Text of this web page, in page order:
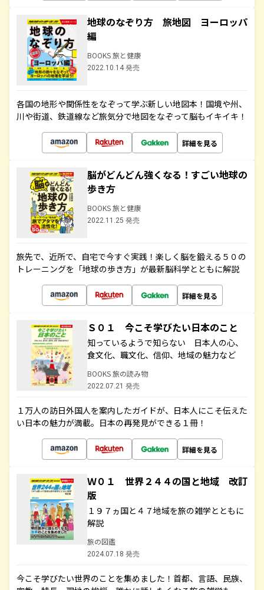
地球のなぞり方 旅地図 ヨーロッパ
編
BOOKS 旅と健康
2022.10.14 発売
各国の地形や関係性をなぞって学ぶ新しい地図本！国境や州、
川や街道、鉄道線など旅気分で地図をなぞって脳もイキイキ！
詳細を見る
脳がどんどん強くなる！すごい地球の
歩き方
BOOKS 旅と健康
2022.11.25 発売
旅先で、近所で、自宅で今すぐ実践！楽しく脳を鍛える５０の
トレーニングを「地球の歩き方」が最新脳科学とともに解説
詳細を見る
Ｓ０１ 今こそ学びたい日本のこと
知っているようで知らない 日本人の心、
食文化、職文化、信仰、地域の魅力など
BOOKS 旅の読み物
2022.07.21 発売
１万人の訪日外国人を案内したガイドが、日本人にこそ伝えた
い日本の魅力が満載。日本の再発見ができる１冊！
詳細を見る
Ｗ０１ 世界２４４の国と地域 改訂
版
１９７ヵ国と４７地域を旅の雑学とともに
解説
旅の図鑑
2024.07.18 発売
今こそ学びたい世界のことを集めました！首都、言語、民族、